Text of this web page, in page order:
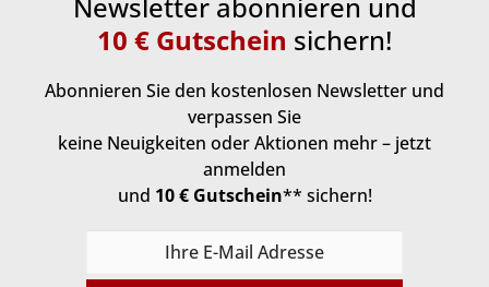
10 € Gutschein sichern!
Abonnieren Sie den kostenlosen Newsletter und
verpassen Sie
keine Neuigkeiten oder Aktionen mehr – jetzt
anmelden
und 10 € Gutschein** sichern!